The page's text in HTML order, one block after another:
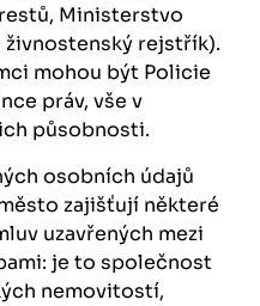
Ministerstvo
rejstřík).
mohou být Policie
práv, vše v
působnosti.
osobních údajů
zajišťují některé
uzavřených mezi
je to společnost
nemovitostí,